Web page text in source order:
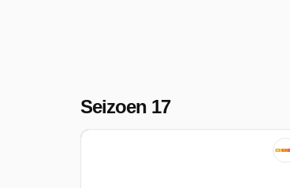
Seizoen 17